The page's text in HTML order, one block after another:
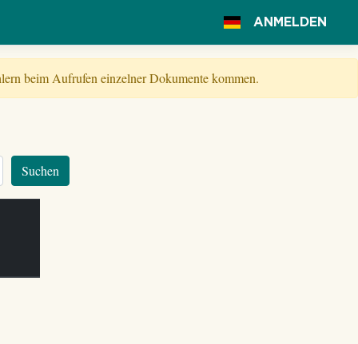
ANMELDEN
beim Aufrufen einzelner Dokumente kommen.
Suchen